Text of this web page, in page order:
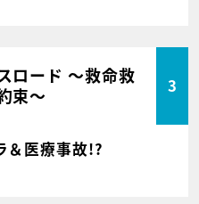
ロード ～救命救
束～
3
医療事故!?